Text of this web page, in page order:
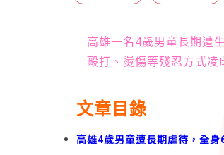
高雄一名4歲男童長期遭
毆打、燙傷等殘忍方式
文章目錄
高雄4歲男童遭長期虐待，全